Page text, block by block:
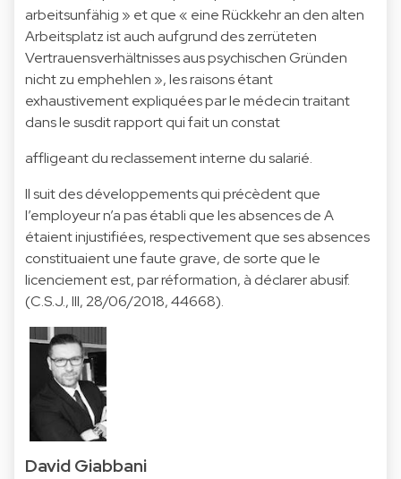
arbeitsunfähig » et que « eine Rückkehr an den alten
Arbeitsplatz ist auch aufgrund des zerrüteten
Vertrauensverhältnisses aus psychischen Gründen
nicht zu emphehlen », les raisons étant
exhaustivement expliquées par le médecin traitant
dans le susdit rapport qui fait un constat
affligeant du reclassement interne du salarié.
Il suit des développements qui précèdent que
l’employeur n’a pas établi que les absences de A
étaient injustifiées, respectivement que ses absences
constituaient une faute grave, de sorte que le
licenciement est, par réformation, à déclarer abusif.
(C.S.J., III, 28/06/2018, 44668).
David Giabbani